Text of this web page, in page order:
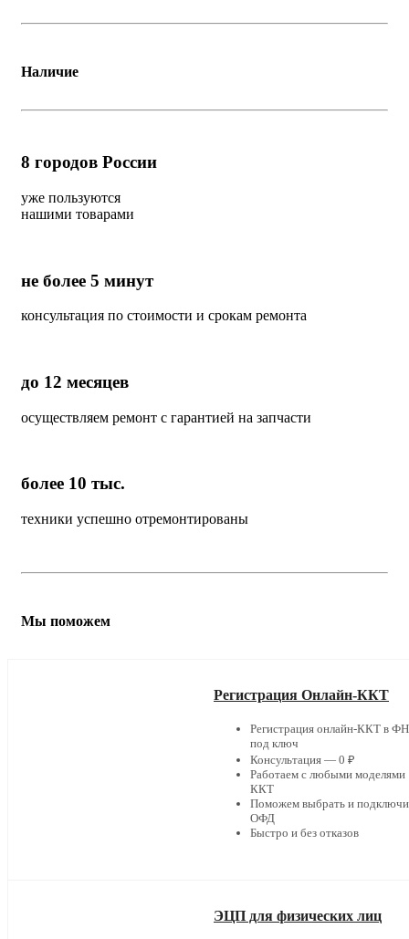
Наличие
8 городов России
уже пользуются
нашими товарами
не более 5 минут
консультация по стоимости и срокам ремонта
до 12 месяцев
осуществляем ремонт с гарантией на запчасти
более 10 тыс.
техники успешно отремонтированы
Мы поможем
Регистрация Онлайн-ККТ
Регистрация онлайн-ККТ в
под ключ
Консультация — 0 ₽
Работаем с любыми моделями
ККТ
Поможем выбрать и
ОФД
Быстро и без отказов
ЭЦП для физических лиц